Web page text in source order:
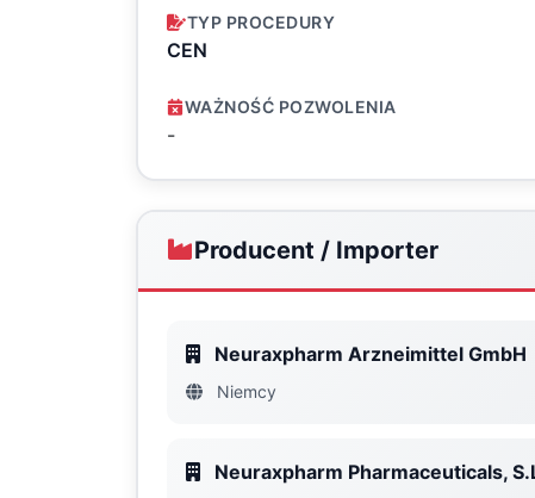
TYP PROCEDURY
CEN
WAŻNOŚĆ POZWOLENIA
-
Producent / Importer
Neuraxpharm Arzneimittel GmbH
Niemcy
Neuraxpharm Pharmaceuticals,